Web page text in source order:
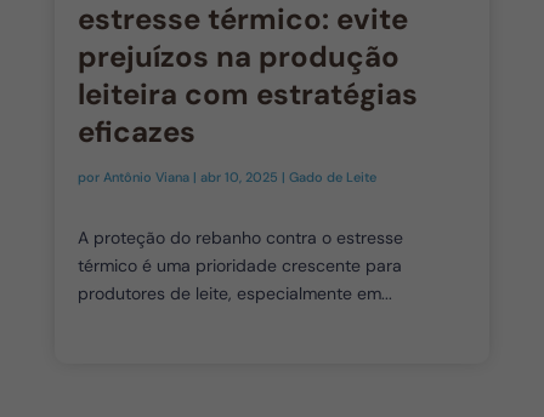
estresse térmico: evite
prejuízos na produção
leiteira com estratégias
eficazes
por Antônio Viana| abr 10, 2025 | Gado de Leite
A proteção do rebanho contra o estresse
térmico é uma prioridade crescente para
produtores de leite, especialmente em...